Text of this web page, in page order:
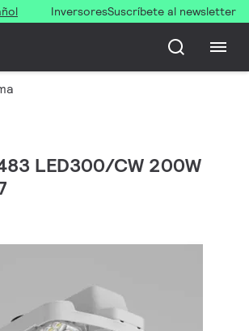
InversoresSuscríbete al newsletter
LED300/CW 200W